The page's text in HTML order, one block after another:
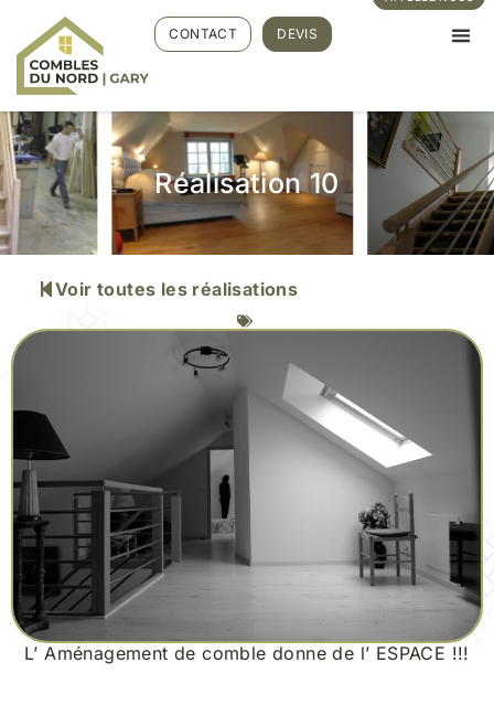
CONTACT DEVIS
Réalisation 10
Voir toutes les réalisations
L’ Aménagement de comble donne de l’ ESPACE !!!